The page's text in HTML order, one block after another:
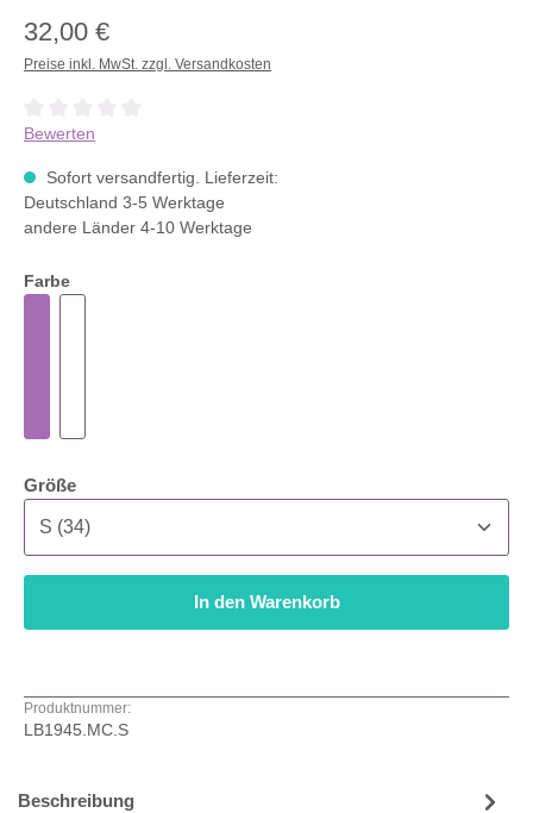
32,00 €
Preise inkl. MwSt. zzgl. Versandkosten
Durchschnittliche Bewertung von 0 von 5 Sternen
Bewerten
Sofort versandfertig. Lieferzeit:
Deutschland 3-5 Werktage
andere Länder 4-10 Werktage
Farbe
Größeauswählen
In den Warenkorb
Produktnummer:
LB1945.MC.S
Beschreibung